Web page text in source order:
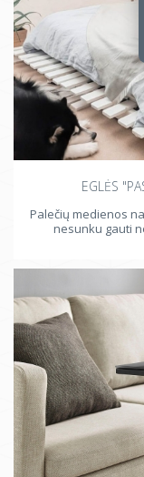
EGLĖS
Palečių medienos
nesunku gauti